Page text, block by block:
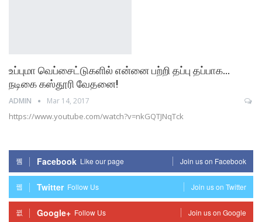
உப்புமா வெப்சைட்டுகளில் என்னை பற்றி தப்பு தப்பாக…
நடிகை கஸ்தூரி வேதனை!
ADMIN Mar 14, 2017
https://www.youtube.com/watch?v=nkGQTJNqTck
Facebook Like our page Join us on Facebook
Twitter Follow Us Join us on Twitter
Google+ Follow Us Join us on Google